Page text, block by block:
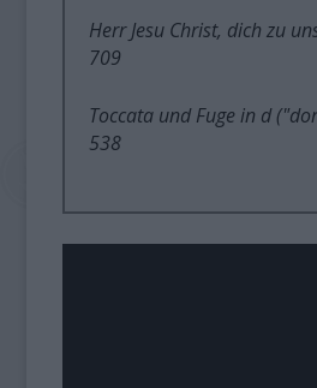
Herr Jesu Christ, dich zu
709
Toccata und Fuge in d
538